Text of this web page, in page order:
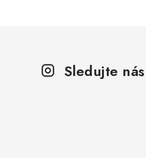
y
v
Sledujte